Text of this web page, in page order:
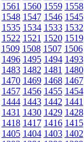
1561 1560 1559 1558
1548 1547 1546 1545
1535 1534 1533 1532
1522 1521 1520 1519
1509 1508 1507 1506
1496 1495 1494 1493
1483 1482 1481 1480
1470 1469 1468 1467
1457 1456 1455 1454
1444 1443 1442 1441
1431 1430 1429 1428
1418 1417 1416 1415
1405 1404 1403 1402